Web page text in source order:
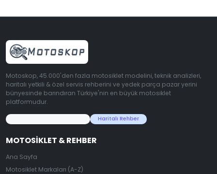
Motoskop, 45.000'den fazla motosiklet modelini, teknik analizleri,
haritalı yetkili & özel servis rehberini ve yedek parça pazar yerini
bünyesinde barındıran Türkiye'nin en büyük motosiklet
platformudur.
Haritalı Rehber
MOTOSIKLET & REHBER
Ana Sayfa
Motosiklet Markaları (A-Z)